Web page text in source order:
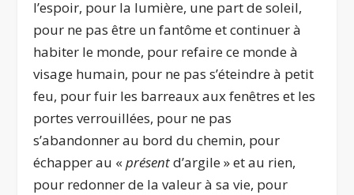
l’espoir, pour la lumière, une part de soleil,
pour ne pas être un fantôme et continuer à
habiter le monde, pour refaire ce monde à
visage humain, pour ne pas s’éteindre à petit
feu, pour fuir les barreaux aux fenêtres et les
portes verrouillées, pour ne pas
s’abandonner au bord du chemin, pour
échapper au «présentd’argile » et au rien,
pour redonner de la valeur à sa vie, pour